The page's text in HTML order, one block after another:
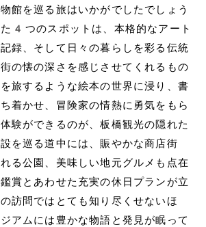
館を巡る旅はいかがでしたでしょう
4つのスポットは、本格的なアート
録、そして日々の暮らしを彩る伝統
の懐の深さを感じさせてくれるもの
旅するような絵本の世界に浸り、書
着かせ、冒険家の情熱に勇気をもら
験ができるのが、板橋観光の隠れた
を巡る道中には、賑やかな商店街
る公園、美味しい地元グルメも点在
賞とあわせた充実の休日プランが立
訪問ではとても知り尽くせないほ
アムには豊かな物語と発見が眠って